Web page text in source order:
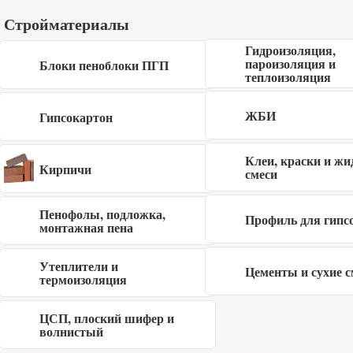
Стройматериалы
Блоки пеноблоки ПГП
Гидроизоляция,
пароизоляция и
теплоизоляция
Гипсокартон ЖБИ
Кирпичи Клеи, краски и
смеси
Пенофолы, подложка,
монтажная пена Профиль для
Утеплители и
термоизоляция Цементы и сухие
ЦСП, плоский шифер и
волнистый
Вагонка штиль 13×120 мм сосна, ель,
сорт АВ, длина 6 м
380 руб/шт.
Вагонка штиль 13×145 мм сосна, ель,
сорт АВ, длина 6 м
460 руб/шт.
Каталог стройматериалов